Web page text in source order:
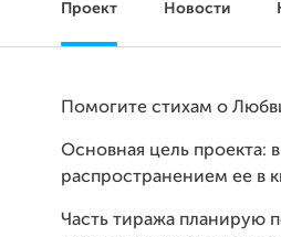
Проект Новости
Помогите стихам о
Основная цель проекта:
распространением ее в
Часть тиража планирую